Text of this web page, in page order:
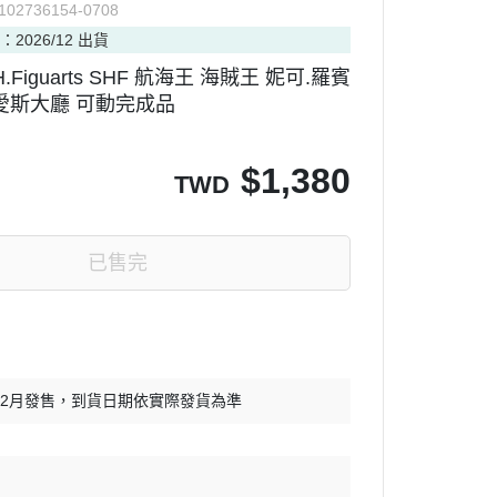
0708
2026/12 出貨
SHF 航海王 海賊王 妮可.羅賓
斯大廳 可動完成品
TWD $1,380
已售完
月發售，到貨日期依實際發貨為準